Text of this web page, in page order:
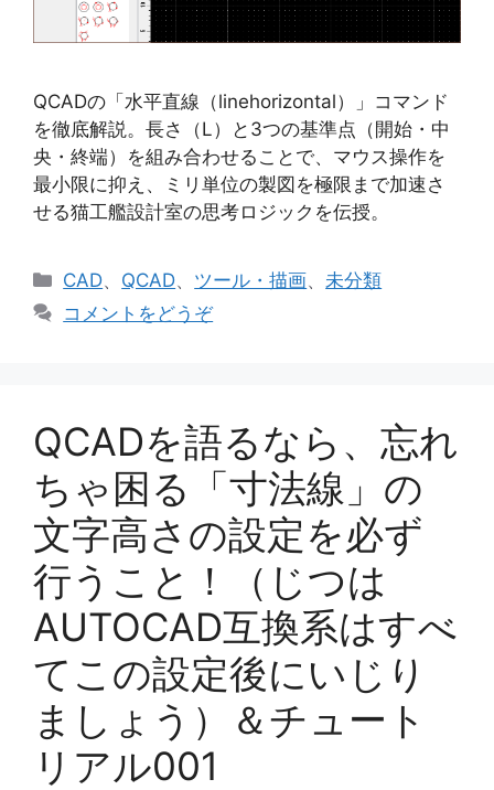
QCADの「水平直線（linehorizontal）」コマンド
を徹底解説。長さ（L）と3つの基準点（開始・中
央・終端）を組み合わせることで、マウス操作を
最小限に抑え、ミリ単位の製図を極限まで加速さ
せる猫工艦設計室の思考ロジックを伝授。
カ
CAD、 QCAD、 ツール・描画、 未分類
コメントをどうぞ
QCADを語るなら、忘れ
ちゃ困る「寸法線」の
文字高さの設定を必ず
行うこと！（じつは
AUTOCAD互換系はすべ
てこの設定後にいじり
ましょう）＆チュート
リアル001